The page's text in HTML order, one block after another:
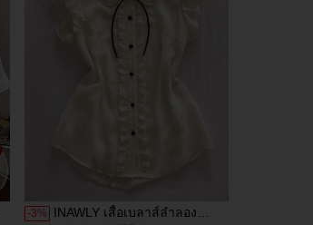
-3%
INAWLY เสื้อเบลาส์ลำลอง
(100+)